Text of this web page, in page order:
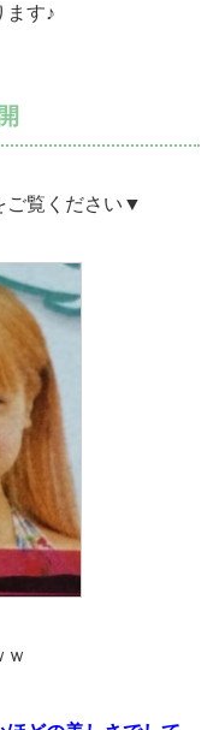
ます♪
ご覧ください▼
ｗ